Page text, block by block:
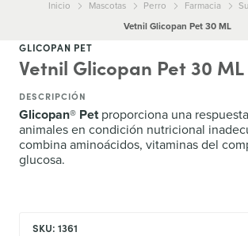
Inicio Mascotas Perro Farmacia
Vetnil Glicopan Pet 30 ML
GLICOPAN PET
Vetnil Glicopan Pet 30 ML
DESCRIPCIÓN
Glicopan® Petproporciona una
animales en condición nutricional
combina aminoácidos, vitaminas del
glucosa.
SKU: 1361